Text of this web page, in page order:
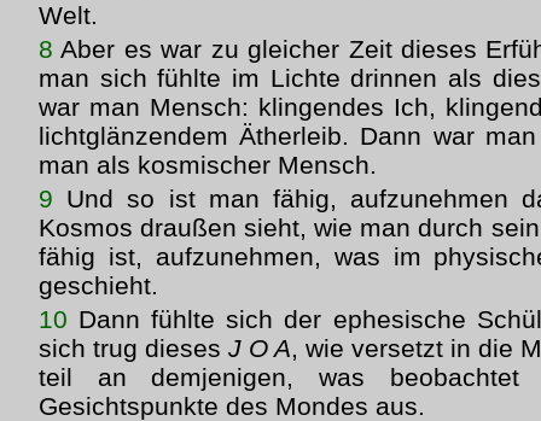
Welt.
8 Aber es war zu gleicher Zeit dieses
man sich fühlte im Lichte drinnen als
war man Mensch: klingendes Ich,
lichtglänzendem Ätherleib. Dann war
man als kosmischer Mensch.
9 Und so ist man fähig, aufzunehmen
Kosmos draußen sieht, wie man durch
fähig ist, aufzunehmen, was im
geschieht.
10 Dann fühlte sich der ephesische
sich trug dieses J O A, wie versetzt in die
teil an demjenigen, was beobachtet
Gesichtspunkte des Mondes aus.